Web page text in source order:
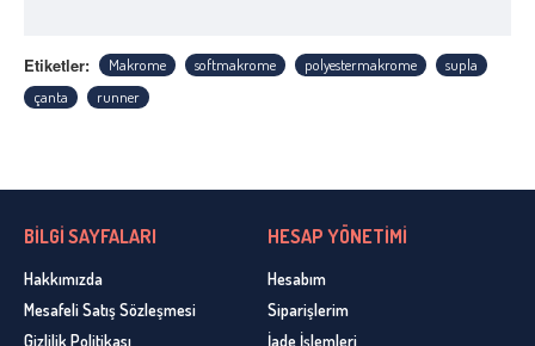
Etiketler: Makrome softmakrome polyestermakrome
supla
çanta
runner
BİLGİ SAYFALARI
Hakkımızda
Mesafeli Satış Sözleşmesi
Gizlilik Politikası
HESAP YÖNETİMİ
Hesabım
Siparişlerim
İade İşlemleri